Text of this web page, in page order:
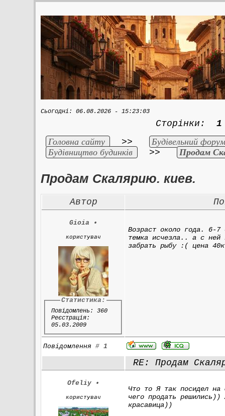
Сьогодні: 06.08.2026 - 15:23:03
Сторінки:1
Головна сайту
>>
Будівельний
Будівництво будинків
>> Продам
Продам Скалярию. киев.
Автор
Gioia •
користувач
Статистика:
Повідомлень: 360
Реєстрація:
05.03.2009
Возраст около года. 6-
темка исчезла.. а с ней
забрать рыбу :( цена
Повідомлення#1
RE: Продам
Ofeliy •
користувач
Что то Я так посидел
чего продать решились))
красавица))